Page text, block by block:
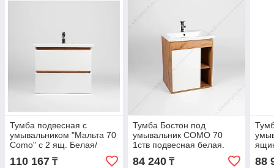
Тумба подвесная с
умывальником "Мальта 70
Como" с 2 ящ. Белая/
Дерево. VIANT
110 167 ₸
Тумба Бостон под
умывальник COMO 70
1ств подвесная белая.
84 240₸ 88